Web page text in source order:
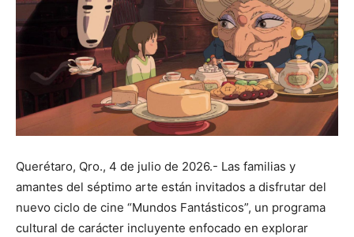
Querétaro, Qro., 4 de julio de 2026.- Las familias y
amantes del séptimo arte están invitados a disfrutar del
nuevo ciclo de cine “Mundos Fantásticos”, un programa
cultural de carácter incluyente enfocado en explorar